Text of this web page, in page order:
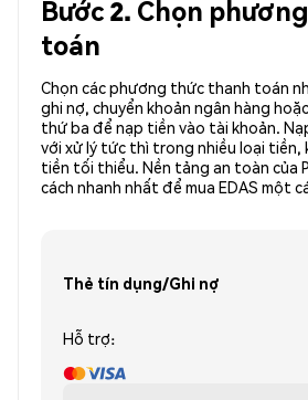
Bước 2. Chọn
toán
Chọn các phương thức thanh toán
ghi nợ, chuyển khoản ngân hàng
thứ ba để nạp tiền vào tài khoản.
với xử lý tức thì trong nhiều loại tiền,
tiền tối thiểu. Nền tảng an toàn của
cách nhanh nhất để mua EDAS một
Thẻ tín dụng/Ghi nợ
Hỗ trợ: